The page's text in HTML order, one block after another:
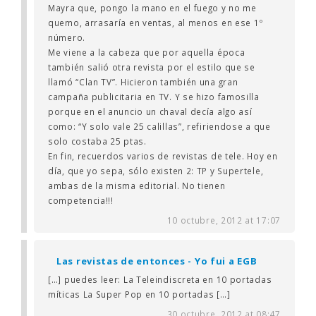
Mayra que, pongo la mano en el fuego y no me
quemo, arrasaría en ventas, al menos en ese 1º
número.
Me viene a la cabeza que por aquella época
también salió otra revista por el estilo que se
llamó “Clan TV”. Hicieron también una gran
campaña publicitaria en TV. Y se hizo famosilla
porque en el anuncio un chaval decía algo así
como: “Y solo vale 25 calillas”, refiriendose a que
solo costaba 25 ptas.
En fin, recuerdos varios de revistas de tele. Hoy en
día, que yo sepa, sólo existen 2: TP y Supertele,
ambas de la misma editorial. No tienen
competencia!!!
10 octubre, 2012 at 17:07
Las revistas de entonces - Yo fui a EGB
[…] puedes leer: La Teleindiscreta en 10 portadas
míticas La Super Pop en 10 portadas […]